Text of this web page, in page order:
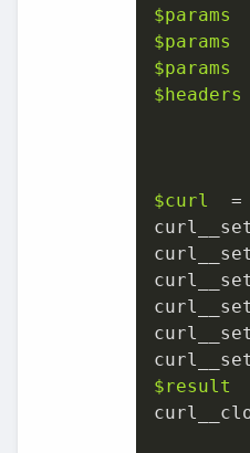
$params
$params
$params
$headers
$curl =
$result